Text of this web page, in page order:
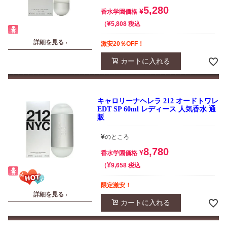
詳細を見る ›
香水学園価格 ¥5,280
¥5,808 税込
激安20％OFF！
カートに入れる
詳細を見る ›
キャロリーナヘレラ 212 オードトワレ
EDT SP 60ml レディース 人気香水 通
販
¥のところ
香水学園価格 ¥8,780
¥9,658 税込
限定激安！
カートに入れる